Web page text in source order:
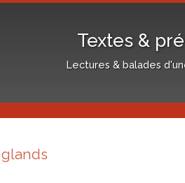
Textes &
Lectures & balades
glands